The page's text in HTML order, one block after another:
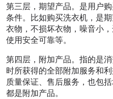
第三层，期望产品。是用户
条件。比如购买洗衣机，是
衣物，不损坏衣物，噪音小
使用安全可靠等。
第四层，附加产品。指的是
时所获得的全部附加服务和
质量保证、售后服务，也包
都是附加产品。